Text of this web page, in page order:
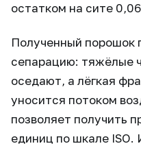
остатком на сите
Полученный порошок
сепарацию: тяжёлые
оседают, а лёгкая
уносится потоком
позволяет получить
единиц по шкале ISO.